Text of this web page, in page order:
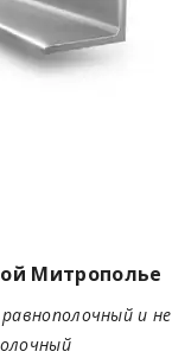
Митрополье
равнополочный и не